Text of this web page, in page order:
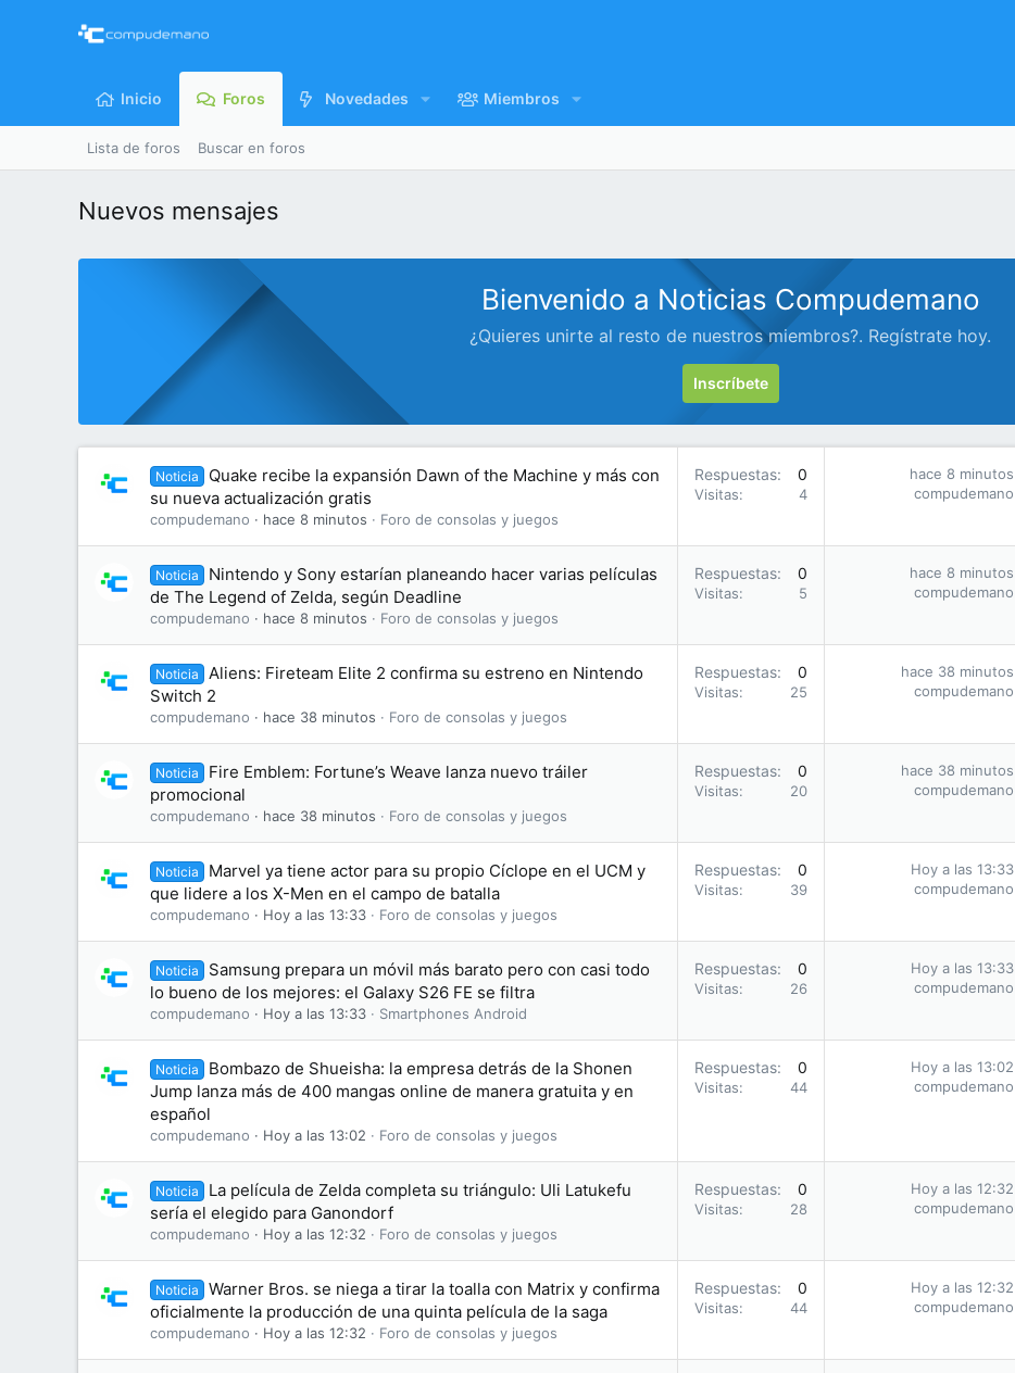
Inicio Foros Novedades Miembros
Lista de foros Buscar en foros
Nuevos mensajes
Bienvenido a Noticias Compudemano
¿Quieres unirte al resto de nuestros miembros?. Regístrate hoy.
Inscríbete
Noticia
Quake recibe la expansión Dawn of the Machine y más con
su nueva actualización gratis
compudemano hace 8 minutos Foro de consolas y juegos
Respuestas 0
Visitas 4
hace 8 minutos
compudemano
Noticia
Nintendo y Sony estarían planeando hacer varias películas
de The Legend of Zelda, según Deadline
compudemano hace 8 minutos Foro de consolas y juegos
Respuestas 0
Visitas 5
hace 8 minutos
compudemano
Noticia
Aliens: Fireteam Elite 2 confirma su estreno en Nintendo
Switch 2
compudemano hace 38 minutos Foro de consolas y juegos
Respuestas 0
Visitas 25
hace 38 minutos
compudemano
Noticia
Fire Emblem: Fortune’s Weave lanza nuevo tráiler
promocional
compudemano hace 38 minutos Foro de consolas y juegos
Respuestas 0
Visitas 20
hace 38 minutos
compudemano
Noticia
Marvel ya tiene actor para su propio Cíclope en el UCM y
que lidere a los X-Men en el campo de batalla
compudemano Hoy a las 13:33 Foro de consolas y juegos
Respuestas 0
Visitas 39
Hoy a las 13:33
compudemano
Noticia
Samsung prepara un móvil más barato pero con casi todo
lo bueno de los mejores: el Galaxy S26 FE se filtra
compudemano Hoy a las 13:33 Smartphones Android
Respuestas 0
Visitas 26
Hoy a las 13:33
compudemano
Noticia
Bombazo de Shueisha: la empresa detrás de la Shonen
Jump lanza más de 400 mangas online de manera gratuita y en
español
compudemano Hoy a las 13:02 Foro de consolas y juegos
Respuestas 0
Visitas 44
Hoy a las 13:02
compudemano
Noticia
La película de Zelda completa su triángulo: Uli Latukefu
sería el elegido para Ganondorf
compudemano Hoy a las 12:32 Foro de consolas y juegos
Respuestas 0
Visitas 28
Hoy a las 12:32
compudemano
Noticia
Warner Bros. se niega a tirar la toalla con Matrix y confirma
oficialmente la producción de una quinta película de la saga
compudemano Hoy a las 12:32 Foro de consolas y juegos
Respuestas 0
Visitas 44
Hoy a las 12:32
compudemano